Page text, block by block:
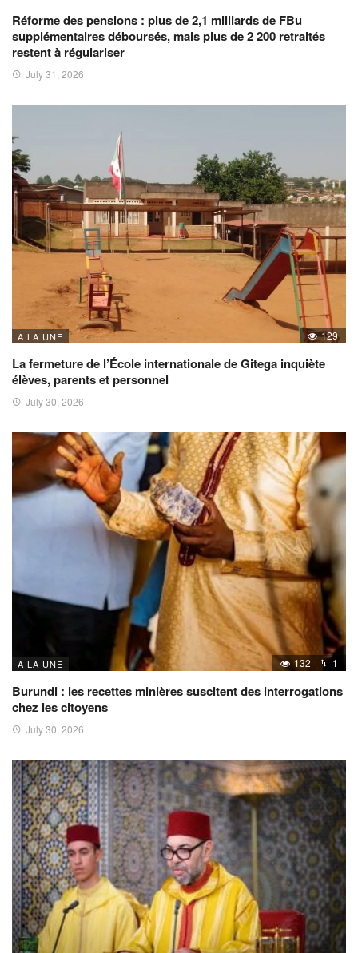
Réforme des pensions : plus de 2,1 milliards de FBu
supplémentaires déboursés, mais plus de 2 200 retraités
restent à régulariser
July 31, 2026
A LA UNE 129
La fermeture de l’École internationale de Gitega inquiète
élèves, parents et personnel
July 30, 2026
A LA UNE 132 1
Burundi : les recettes minières suscitent des interrogations
chez les citoyens
July 30, 2026